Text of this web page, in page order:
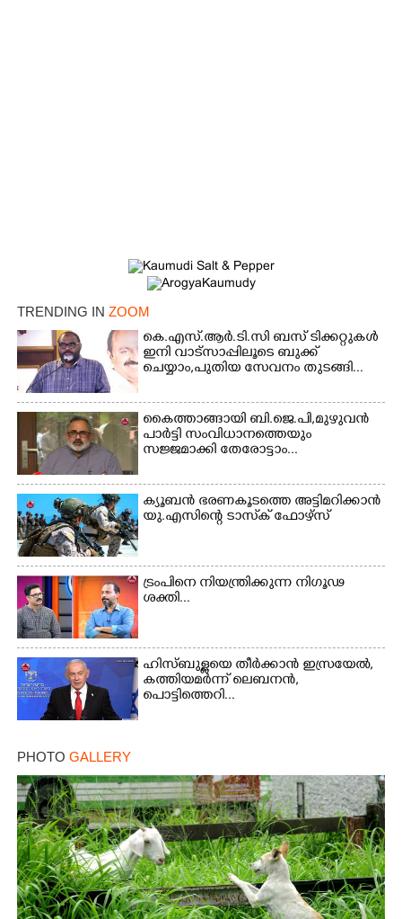
TRENDING IN ZOOM
കെ.എസ്.ആർ.ടി.സി ബസ് ടിക്കറ്റുകൾ
ഇനി വാട്സാപ്പിലൂടെ ബുക്ക്
ചെയ്യാം,പുതിയ സേവനം തുടങ്ങി...
കൈത്താങ്ങായി ബി.ജെ.പി,മുഴുവൻ
പാർട്ടി സംവിധാനത്തെയും
സജ്ജമാക്കി തേരോട്ടാം...
ക്യൂബൻ ഭരണകൂടത്തെ അട്ടിമറിക്കാൻ
യു.എസിന്റെ ടാസ്‌ക് ഫോഴ്സ്
ട്രംപിനെ നിയന്ത്രിക്കുന്ന നിഗൂഢ
ശക്തി...
ഹിസ്ബുള്ളയെ തീർക്കാൻ ഇസ്രയേൽ,
കത്തിയമർന്ന് ലെബനൻ,
പൊട്ടിത്തെറി...
PHOTO GALLERY
Copy Link